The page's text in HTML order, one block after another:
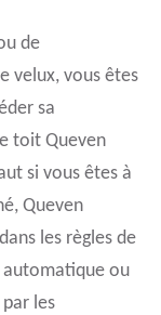
de
velux, vous êtes
sa
toit Queven
si vous êtes à
Queven
les règles de
automatique ou
les